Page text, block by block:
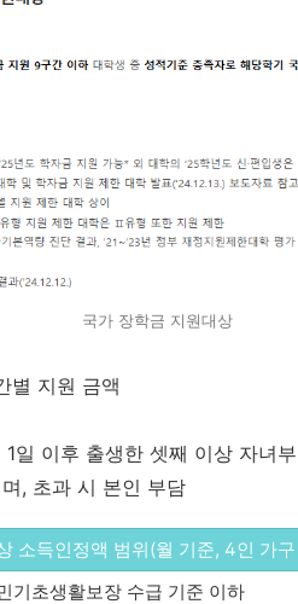
국가 장학금 지원대상
별 지원 금액
일 이후 출생한 셋째 이상 자녀
, 초과 시 본인 부담
소득인정액 범위(월 기준, 4인 가
기초생활보장 수급 기준 이하